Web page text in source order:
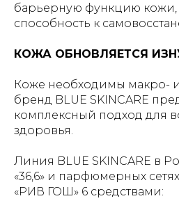
барьерную функцию кожи,
способность к
КОЖА ОБНОВЛЯЕТСЯ
Коже необходимы макро-
бренд BLUE SKINCARE
комплексный подход для
здоровья.
Линия BLUE SKINCARE в
«36,6» и парфюмерных
«РИВ ГОШ» 6 средствами: